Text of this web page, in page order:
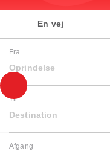
En vej
Fra
Oprindelse
Til
Destination
Afgang